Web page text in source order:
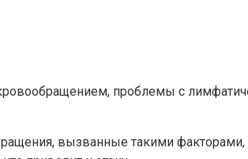
проблемы с
вызванные такими